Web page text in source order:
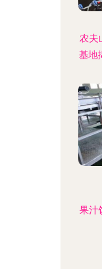
农夫
基地
果汁